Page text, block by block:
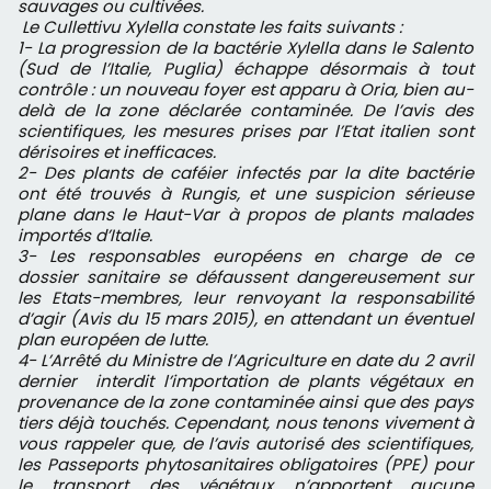
sauvages ou cultivées.
Le Cullettivu Xylella constate les faits suivants :
1- La progression de la bactérie Xylella dans le Salento
(Sud de l’Italie, Puglia) échappe désormais à tout
contrôle : un nouveau foyer est apparu à Oria, bien au-
delà de la zone déclarée contaminée. De l’avis des
scientifiques, les mesures prises par l’Etat italien sont
dérisoires et inefficaces.
2- Des plants de caféier infectés par la dite bactérie
ont été trouvés à Rungis, et une suspicion sérieuse
plane dans le Haut-Var à propos de plants malades
importés d’Italie.
3- Les responsables européens en charge de ce
dossier sanitaire se défaussent dangereusement sur
les Etats-membres, leur renvoyant la responsabilité
d’agir (Avis du 15 mars 2015), en attendant un éventuel
plan européen de lutte.
4- L’Arrêté du Ministre de l’Agriculture en date du 2 avril
dernier interdit l’importation de plants végétaux en
provenance de la zone contaminée ainsi que des pays
tiers déjà touchés. Cependant, nous tenons vivement à
vous rappeler que, de l’avis autorisé des scientifiques,
les Passeports phytosanitaires obligatoires (PPE) pour